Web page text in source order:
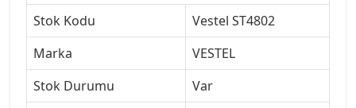
Stok Kodu
Vestel ST4802
Marka
VESTEL
Stok Durumu
Var